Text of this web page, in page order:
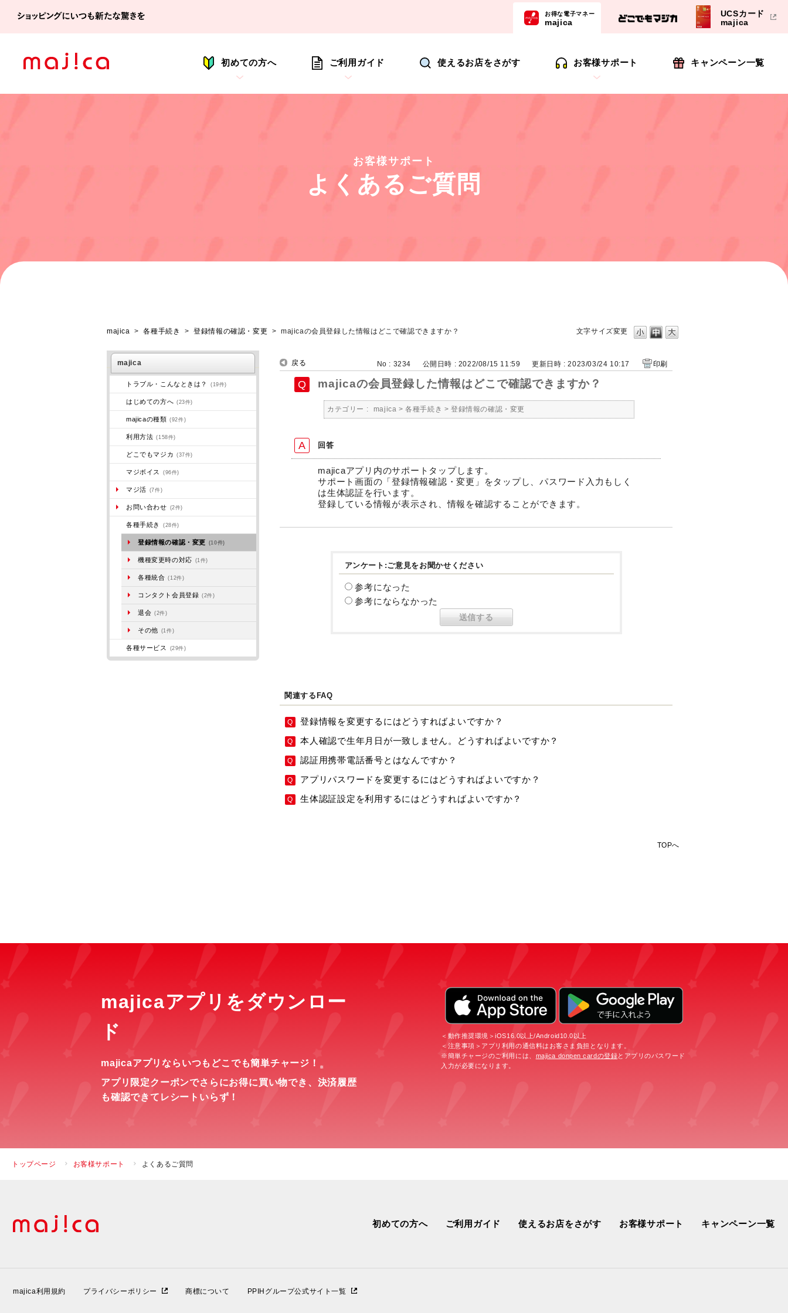
お得な電子マネー
majica
UCSカード
majica
初めての方へ ご利用ガイド 使えるお店をさがす お客様サポート キャンペーン一覧
お客様サポート
よくあるご質問
文字サイズ変更
majica > 各種手続き > 登録情報の確認・変更 > majicaの会員登録した情報はどこで確認できますか？
majica
トラブル・こんなときは？ (19件)
はじめての方へ (23件)
majicaの種類 (92件)
利用方法 (158件)
どこでもマジカ (37件)
マジボイス (96件)
マジ活 (7件)
お問い合わせ (2件)
各種手続き (28件)
登録情報の確認・変更 (10件)
機種変更時の対応 (1件)
各種統合 (12件)
コンタクト会員登録 (2件)
退会 (2件)
その他 (1件)
各種サービス (29件)
戻る No : 3234 公開日時 : 2022/08/15 11:59 更新日時 : 2023/03/24 10:17 印刷
majicaの会員登録した情報はどこで確認できますか？
カテゴリー : majica >各種手続き >登録情報の確認・変更
回答
majicaアプリ内のサポートタップします。
サポート画面の「登録情報確認・変更」をタップし、パスワード入力もしく
は生体認証を行います。
登録している情報が表示され、情報を確認することができます。
アンケート:ご意見をお聞かせください
参考になった
参考にならなかった
関連するFAQ
登録情報を変更するにはどうすればよいですか？
本人確認で生年月日が一致しません。どうすればよいですか？
認証用携帯電話番号とはなんですか？
アプリパスワードを変更するにはどうすればよいですか？
生体認証設定を利用するにはどうすればよいですか？
TOPへ
majicaアプリをダウンロー
ド
majicaアプリならいつもどこでも簡単チャージ！ ※
アプリ限定クーポンでさらにお得に買い物でき、 決済履歴
も確認できてレシートいらず！
＜動作推奨環境＞iOS16.0以上/Android10.0以上
＜注意事項＞アプリ利用の通信料はお客さま負担となります。
※簡単チャージのご利用には、 majica donpen cardの登録とアプリのパスワード
入力が必要になります。
トップページ お客様サポート よくあるご質問
初めての方へ ご利用ガイド 使えるお店をさがす お客様サポート キャンペーン一覧
majica利用規約 プライバシーポリシー 商標について PPIHグループ公式サイト一覧